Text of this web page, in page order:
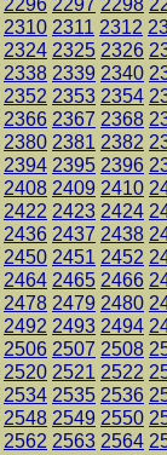
2310 2311 2312
2324 2325 2326
2338 2339 2340
2352 2353 2354
2366 2367 2368
2380 2381 2382
2394 2395 2396
2408 2409 2410
2422 2423 2424
2436 2437 2438
2450 2451 2452
2464 2465 2466
2478 2479 2480
2492 2493 2494
2506 2507 2508
2520 2521 2522
2534 2535 2536
2548 2549 2550
2562 2563 2564